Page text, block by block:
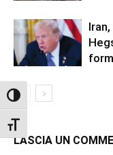
Attiva/disattiva alto
Attiva/disattiva
LASCIA UN